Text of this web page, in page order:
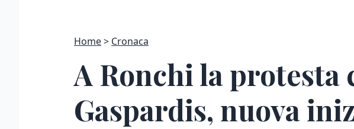
Home Cronaca
A Ronchi la
Gaspardis, nuova